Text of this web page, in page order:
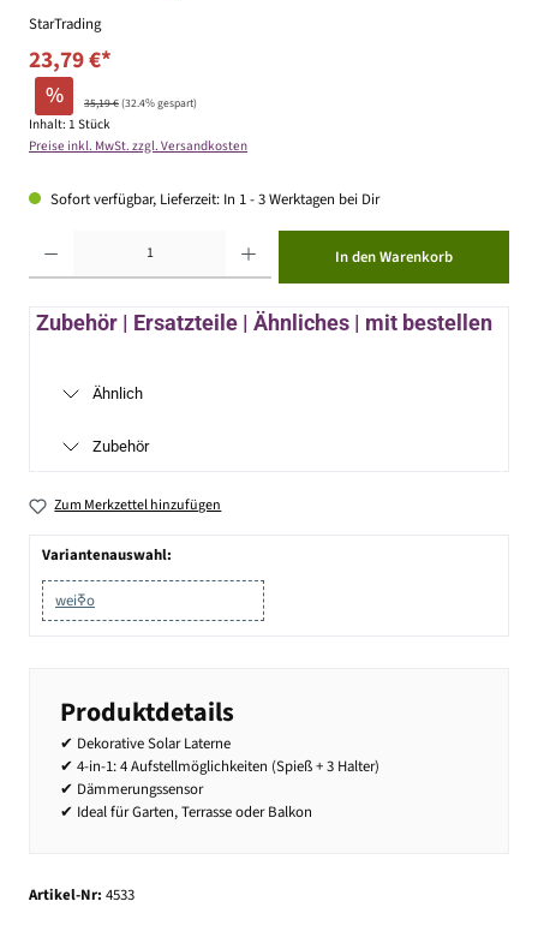
StarTrading
23,79 €*
% 35,19 €(32.4% gespart)
Inhalt: 1 Stück
Preise inkl. MwSt. zzgl. Versandkosten
Sofort verfügbar, Lieferzeit: In 1 - 3 Werktagen bei Dir
In den Warenkorb
Zubehör | Ersatzteile | Ähnliches | mit bestellen
Ähnlich
Zubehör
Zum Merkzettel hinzufügen
Variantenauswahl:
weiߧo
Produktdetails
✔ Dekorative Solar Laterne
✔ 4-in-1: 4 Aufstellmöglichkeiten (Spieß + 3 Halter)
✔ Dämmerungssensor
✔ Ideal für Garten, Terrasse oder Balkon
Artikel-Nr: 4533